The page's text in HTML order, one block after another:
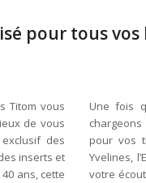
pour tous
Titom vous
de vous
des
inserts et
ans, cette
Une fois
pour vos
Yvelines,
votre